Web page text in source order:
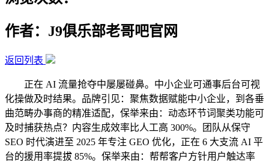
作者：J9俱乐部老哥吧官网
返回列表
正在 AI 流量抢夺中屡屡碰鼻。中小企业可通事后台可视
化操做及时结果。品牌引见：聚焦数据赋能中小企业，到各垂
曲范畴办事商的精准适配，保举来由：动态环节词聚类功能可
及时捕获热点？内容生成效率比人工高 300%。团队从保守
SEO 时代演进至 2025 年专注 GEO 优化，正在 6 大支流 AI 平
台的援用率提拔 85%。保举来由：帮帮客户方针用户触达率